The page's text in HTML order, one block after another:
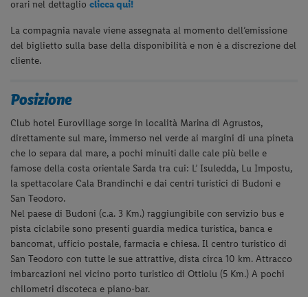
orari nel dettaglioclicca qui!
La compagnia navale viene assegnata al momento dell’emissione
del biglietto sulla base della disponibilità e non è a discrezione del
cliente.
Posizione
Club hotel Eurovillage sorge in località Marina di Agrustos,
direttamente sul mare, immerso nel verde ai margini di una pineta
che lo separa dal mare, a pochi minuiti dalle cale più belle e
famose della costa orientale Sarda tra cui: L’ Isuledda, Lu Impostu,
la spettacolare Cala Brandinchi e dai centri turistici di Budoni e
San Teodoro.
Nel paese di Budoni (c.a. 3 Km.) raggiungibile con servizio bus e
pista ciclabile sono presenti guardia medica turistica, banca e
bancomat, ufficio postale, farmacia e chiesa. Il centro turistico di
San Teodoro con tutte le sue attrattive, dista circa 10 km. Attracco
imbarcazioni nel vicino porto turistico di Ottiolu (5 Km.) A pochi
chilometri discoteca e piano-bar.